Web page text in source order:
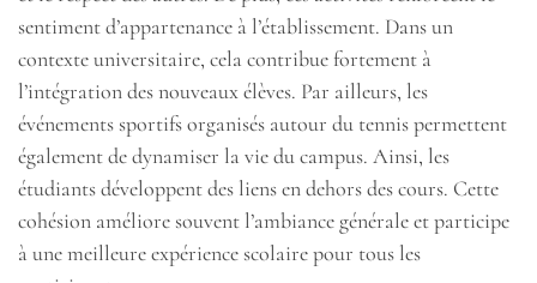
sentiment d’appartenance à l’établissement. Dans un
contexte universitaire, cela contribue fortement à
l’intégration des nouveaux élèves. Par ailleurs, les
événements sportifs organisés autour du tennis permettent
également de dynamiser la vie du campus. Ainsi, les
étudiants développent des liens en dehors des cours. Cette
cohésion améliore souvent l’ambiance générale et participe
à une meilleure expérience scolaire pour tous les